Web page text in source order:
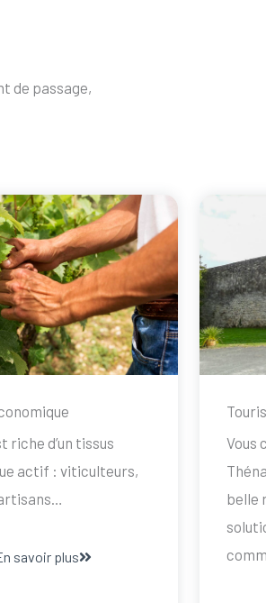
de passage,
riche d’un tissus
actif : viticulteurs,
savoir plus
Vous
belle